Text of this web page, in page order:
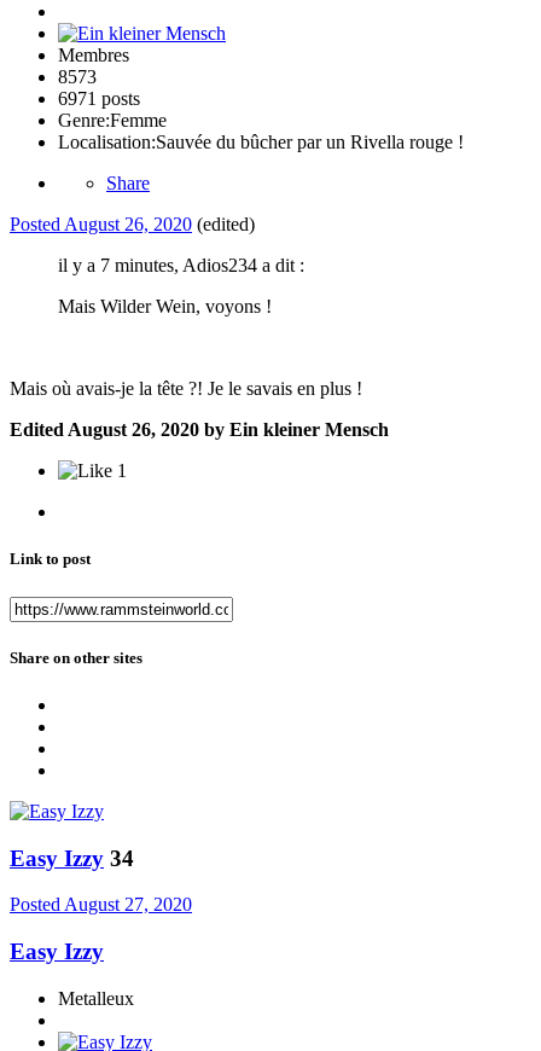
Membres
8573
6971 posts
Genre:Femme
Localisation:Sauvée du bûcher par un Rivella rouge !
Share
Posted August 26, 2020 (edited)
il y a 7 minutes, Adios234 a dit :
Mais Wilder Wein, voyons !
Mais où avais-je la tête ?! Je le savais en plus !
Edited August 26, 2020 by Ein kleiner Mensch
1
Link to post
Share on other sites
Easy Izzy 34
Posted August 27, 2020
Easy Izzy
Metalleux